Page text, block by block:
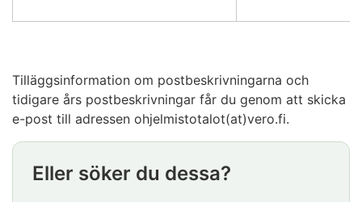
Tilläggsinformation om postbeskrivningarna och
tidigare års postbeskrivningar får du genom att skicka
e-post till adressen ohjelmistotalot(at)vero.fi.
Eller söker du dessa?